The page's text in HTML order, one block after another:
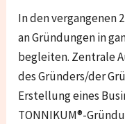
In den vergangenen
an Gründungen in
begleiten. Zentrale
des Gründers/der
Erstellung eines
TONNIKUM®-